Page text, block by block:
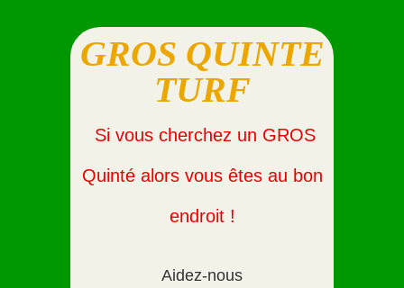
GROS QUINTE
TURF
Si vous cherchez un GROS
Quinté alors vous êtes au bon
endroit !
Aidez-nous